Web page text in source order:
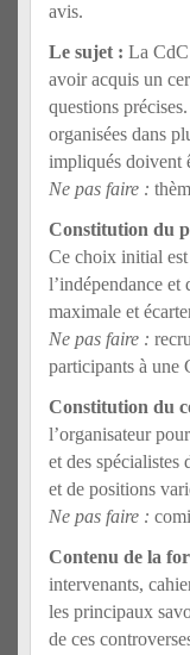
avis.
Le sujet : La CdC
avoir acquis un
questions
organisées dans
impliqués doivent
Ne pas faire :
Constitution du
Ce choix initial
l’indépendance et
maximale et
Ne pas faire :
participants à
Constitution du
l’organisateur
et des spécialistes
et de positions
Ne pas faire :
Contenu de la
intervenants,
les principaux
de ces